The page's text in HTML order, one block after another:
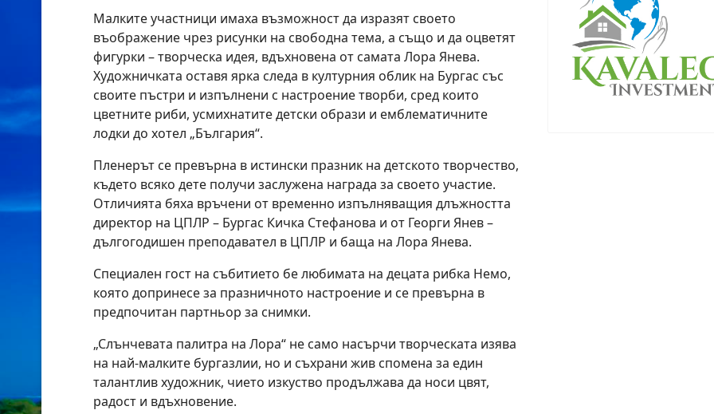
Малките участници имаха възможност да изразят своето
въображение чрез рисунки на свободна тема, а също и да оцветят
фигурки – творческа идея, вдъхновена от самата Лора Янева.
Художничката оставя ярка следа в културния облик на Бургас със
своите пъстри и изпълнени с настроение творби, сред които
цветните риби, усмихнатите детски образи и емблематичните
лодки до хотел „България“.
Пленерът се превърна в истински празник на детското творчество,
където всяко дете получи заслужена награда за своето участие.
Отличията бяха връчени от временно изпълняващия длъжността
директор на ЦПЛР – Бургас Кичка Стефанова и от Георги Янев –
дългогодишен преподавател в ЦПЛР и баща на Лора Янева.
Специален гост на събитието бе любимата на децата рибка Немо,
която допринесе за празничното настроение и се превърна в
предпочитан партньор за снимки.
„Слънчевата палитра на Лора“ не само насърчи творческата изява
на най-малките бургазлии, но и съхрани жив спомена за един
талантлив художник, чието изкуство продължава да носи цвят,
радост и вдъхновение.